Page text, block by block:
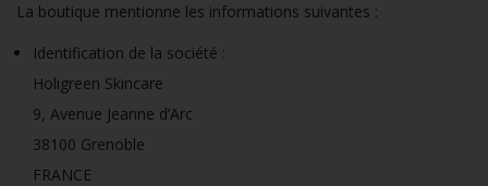
La boutique mentionne les informations suivantes :
Identification de la société :
Holigreen Skincare
9, Avenue Jeanne d’Arc
38100 Grenoble
FRANCE